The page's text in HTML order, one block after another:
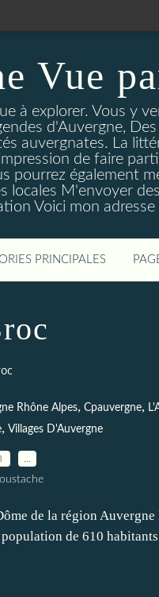
Vue
à explorer. Vous y
d'Auvergne,
auvergnates. La
de faire
pourrez également
locales M'envoyer
Voici mon
PRINCIPALES
Rhône Alpes, Cpauvergne,
, Villages D'Auvergne